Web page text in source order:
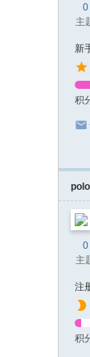
0
主
新
积
0
主
注
积